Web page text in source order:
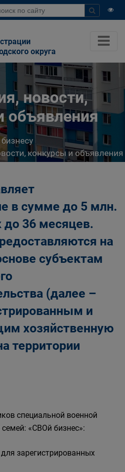
округа
новости,
объявления
конкурсы и объявления
в сумме до 5 млн.
до 36 месяцев.
на
субъектам
(далее –
и
хозяйственную
территории
специальной военной
«СВОй бизнес»:
зарегистрированных